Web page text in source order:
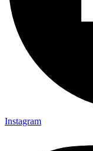
Instagram